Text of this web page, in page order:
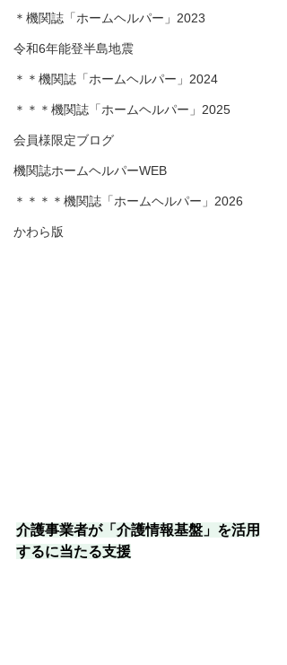
＊機関誌「ホームヘルパー」2023
令和6年能登半島地震
＊＊機関誌「ホームヘルパー」2024
＊＊＊機関誌「ホームヘルパー」2025
会員様限定ブログ
機関誌ホームヘルパーWEB
＊＊＊＊機関誌「ホームヘルパー」2026
かわら版
介護事業者が「介護情報基盤」を活用
するに当たる支援